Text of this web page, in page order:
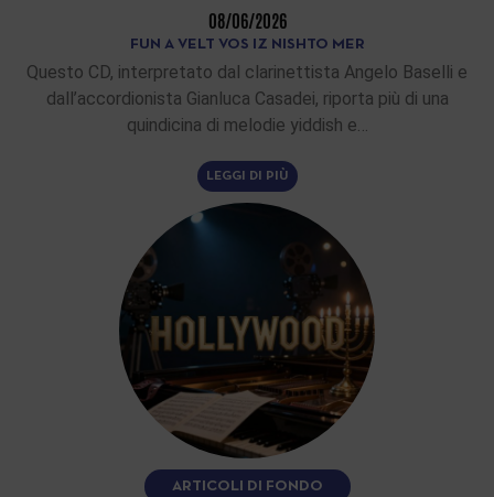
08/06/2026
FUN A VELT VOS IZ NISHTO MER
Questo CD, interpretato dal clarinettista Angelo Baselli e
dall’accordionista Gianluca Casadei, riporta più di una
quindicina di melodie yiddish e…
LEGGI DI PIÙ
ARTICOLI DI FONDO